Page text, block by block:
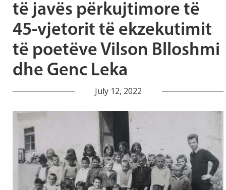
të javës përkujtimore të
45-vjetorit të ekzekutimit
të poetëve Vilson Blloshmi
dhe Genc Leka
July 12, 2022